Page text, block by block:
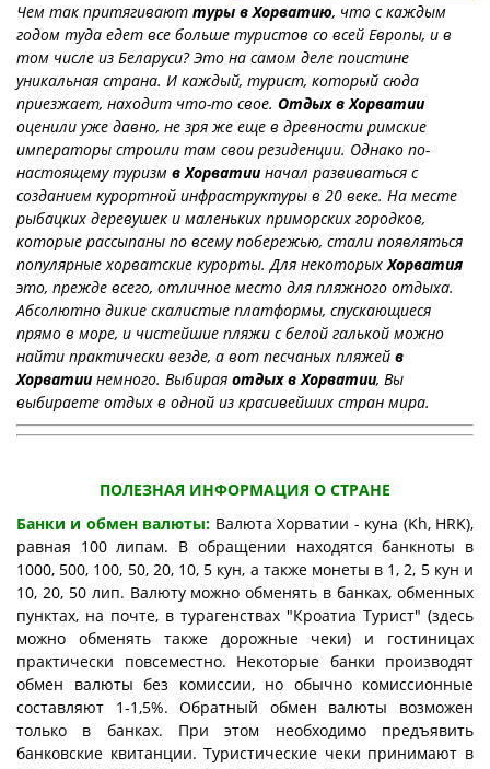
Чем так притягивают туры в Хорватию, что с каждым
годом туда едет все больше туристов со всей Европы, и в
том числе из Беларуси? Это на самом деле поистине
уникальная страна. И каждый, турист, который сюда
приезжает, находит что-то свое. Отдых в Хорватии
оценили уже давно, не зря же еще в древности римские
императоры строили там свои резиденции. Однако по-
настоящему туризм в Хорватииначал развиваться с
созданием курортной инфраструктуры в 20 веке. На месте
рыбацких деревушек и маленьких приморских городков,
которые рассыпаны по всему побережью, стали появляться
популярные хорватские курорты. Для некоторыхХорватия
это, прежде всего, отличное место для пляжного отдыха.
Абсолютно дикие скалистые платформы, спускающиеся
прямо в море, и чистейшие пляжи с белой галькой можно
найти практически везде, а вот песчаных пляжей в
Хорватиинемного. Выбирая отдых в Хорватии, Вы
выбираете отдых в одной из красивейших стран мира.
ПОЛЕЗНАЯ ИНФОРМАЦИЯ О СТРАНЕ
Банки и обмен валюты: Валюта Хорватии - куна (Kh, HRK),
равная 100 липам. В обращении находятся банкноты в
1000, 500, 100, 50, 20, 10, 5 кун, а также монеты в 1, 2, 5 кун и
10, 20, 50 лип. Валюту можно обменять в банках, обменных
пунктах, на почте, в турагенствах "Кроатиа Турист" (здесь
можно обменять также дорожные чеки) и гостиницах
практически повсеместно. Некоторые банки производят
обмен валюты без комиссии, но обычно комиссионные
составляют 1-1,5%. Обратный обмен валюты возможен
только в банках. При этом необходимо предъявить
банковские квитанции. Туристические чеки принимают в